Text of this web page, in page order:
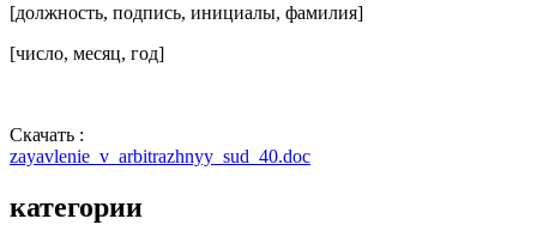
[должность, подпись, инициалы, фамилия]
[число, месяц, год]
Скачать :
zayavlenie_v_arbitrazhnyy_sud_40.doc
категории